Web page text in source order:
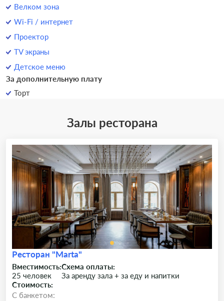
Велком зона
Wi-Fi / интернет
Проектор
TV экраны
Детское меню
За дополнительную плату
Торт
Залы ресторана
Ресторан "Marta"
Вместимость:
25 человек
Схема оплаты:
За аренду зала + за еду и напитки
Стоимость:
C банкетом: